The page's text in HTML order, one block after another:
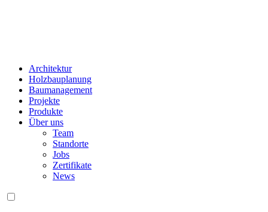
Architektur
Holzbauplanung
Baumanagement
Projekte
Produkte
Über uns
Team
Standorte
Jobs
Zertifikate
News